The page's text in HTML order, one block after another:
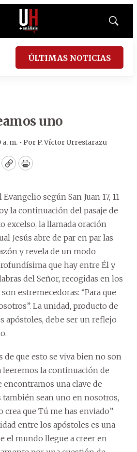
Mostrar
ÚLTIMAS NOTICIAS
uno
m. • PorP. Víctor Urrestarazu
CopyPrint
según San Juan 17, 11-
la continuación del pasaje de
excelso, la llamada oración
Jesús abre de par en par las
y revela de un modo
que hay entre Él y
del Señor, recogidas en los
estremecedoras: “Para que
La unidad, producto de
apóstoles, debe ser un reflejo
de que esto se viva bien no son
leeremos la continuación de
encontramos una clave de
también sean uno en nosotros,
crea que Tú me has enviado”
entre los apóstoles es una
el mundo llegue a creer en